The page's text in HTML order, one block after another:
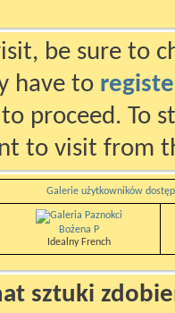
be sure to
have to
proceed. To
to visit from
Galerie użytkowników
Bożena P
Idealny French
sztuki